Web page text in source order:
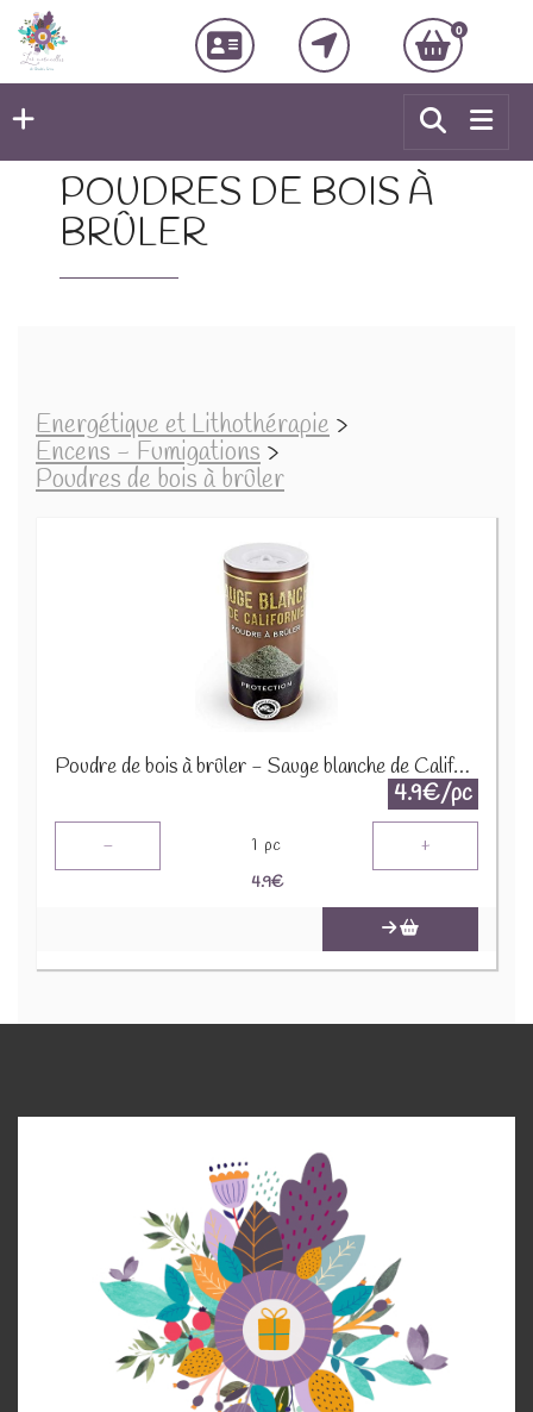
0
POUDRES DE BOIS À
BRÛLER
Energétique et Lithothérapie >
Encens - Fumigations >
Poudres de bois à brûler
Poudre de bois à brûler - Sauge blanche de Californie
4.9€/pc
- 1 pc +
4.9€